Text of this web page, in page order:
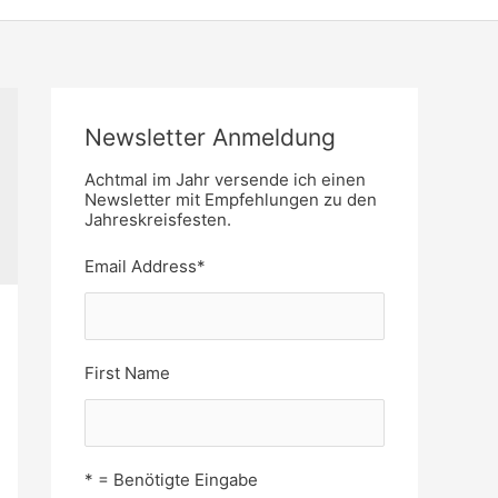
Newsletter Anmeldung
Achtmal im Jahr versende ich einen
Newsletter mit Empfehlungen zu den
Jahreskreisfesten.
Email Address*
First Name
* = Benötigte Eingabe